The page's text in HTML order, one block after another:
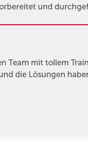
und
Team mit tollem
die Lösungen